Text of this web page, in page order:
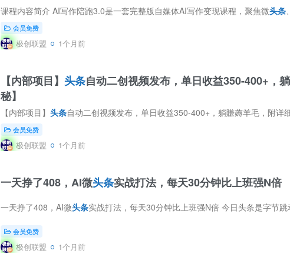
课程内容简介 AI写作陪跑3.0是一套完整版自媒体AI写作变现课程，聚焦微头条
会员免费
极创联盟 1个月前
【内部项目】 头条自动二创视频发布，单日收益350-400+，
秘】
【内部项目】 头条自动二创视频发布，单日收益350-400+，躺賺薅羊毛，附详细教程【揭秘】 项目介绍：外面收费1998的工作室内部项目
会员免费
极创联盟 1个月前
一天挣了408，AI微头条实战打法，每天30分钟比上班强N倍
一天挣了408，AI微头条实战打法，每天30分钟比上班强N倍 今日头条是字节跳动旗下的核心内容平台，拥有7亿+用户和强大的智能推荐
会员免费
极创联盟 1个月前